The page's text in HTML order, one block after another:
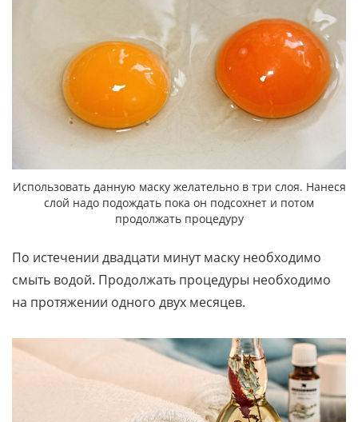
Использовать данную маску желательно в три слоя. Нанеся
слой надо подождать пока он подсохнет и потом
продолжать процедуру
По истечении двадцати минут маску необходимо
смыть водой. Продолжать процедуры необходимо
на протяжении одного двух месяцев.